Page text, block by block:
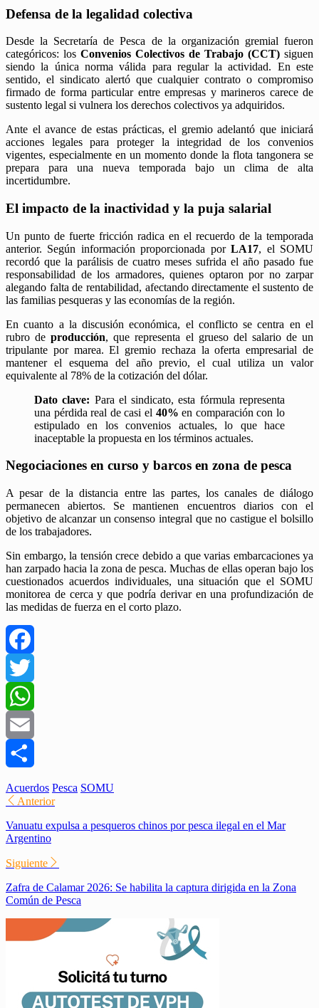
​Defensa de la legalidad colectiva
​Desde la Secretaría de Pesca de la organización gremial fueron
categóricos: los Convenios Colectivos de Trabajo (CCT) siguen
siendo la única norma válida para regular la actividad. En este
sentido, el sindicato alertó que cualquier contrato o compromiso
firmado de forma particular entre empresas y marineros carece de
sustento legal si vulnera los derechos colectivos ya adquiridos.
​Ante el avance de estas prácticas, el gremio adelantó que iniciará
acciones legales para proteger la integridad de los convenios
vigentes, especialmente en un momento donde la flota tangonera se
prepara para una nueva temporada bajo un clima de alta
incertidumbre.
​El impacto de la inactividad y la puja salarial
​Un punto de fuerte fricción radica en el recuerdo de la temporada
anterior. Según información proporcionada porLA17, el SOMU
recordó que la parálisis de cuatro meses sufrida el año pasado fue
responsabilidad de los armadores, quienes optaron por no zarpar
alegando falta de rentabilidad, afectando directamente el sustento de
las familias pesqueras y las economías de la región.
​En cuanto a la discusión económica, el conflicto se centra en el
rubro deproducción, que representa el grueso del salario de un
tripulante por marea. El gremio rechaza la oferta empresarial de
mantener el esquema del año previo, el cual utiliza un valor
equivalente al 78% de la cotización del dólar.
Dato clave: Para el sindicato, esta fórmula representa
una pérdida real de casi el 40% en comparación con lo
estipulado en los convenios actuales, lo que hace
inaceptable la propuesta en los términos actuales.
​Negociaciones en curso y barcos en zona de pesca
​A pesar de la distancia entre las partes, los canales de diálogo
permanecen abiertos. Se mantienen encuentros diarios con el
objetivo de alcanzar un consenso integral que no castigue el bolsillo
de los trabajadores.
​Sin embargo, la tensión crece debido a que varias embarcaciones ya
han zarpado hacia la zona de pesca. Muchas de ellas operan bajo los
cuestionados acuerdos individuales, una situación que el SOMU
monitorea de cerca y que podría derivar en una profundización de
las medidas de fuerza en el corto plazo.
Facebook
Twitter
WhatsApp
Email
Compartir
Acuerdos Pesca SOMU
Anterior
Vanuatu expulsa a pesqueros chinos por pesca ilegal en el Mar
Argentino
Siguiente
Zafra de Calamar 2026: Se habilita la captura dirigida en la Zona
Común de Pesca